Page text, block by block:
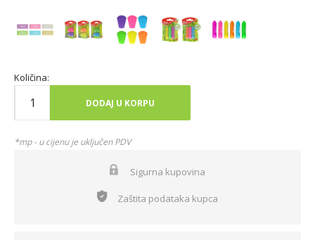
Količina:
DODAJ U KORPU
*mp - u cijenu je uključen PDV
Sigurna kupovina
Zaštita podataka kupca